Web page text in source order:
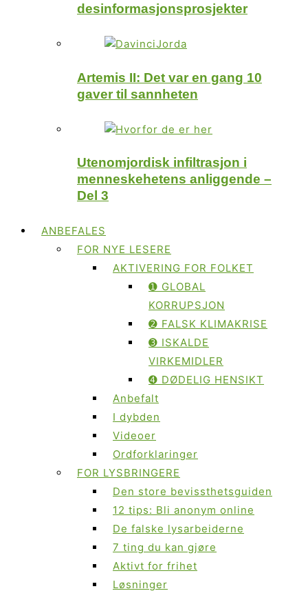
desinformasjonsprosjekter
Artemis II: Det var en gang 10
gaver til sannheten
Utenomjordisk infiltrasjon i
menneskehetens anliggende –
Del 3
ANBEFALES
FOR NYE LESERE
AKTIVERING FOR FOLKET
➊ GLOBAL
KORRUPSJON
➋ FALSK KLIMAKRISE
➌ ISKALDE
VIRKEMIDLER
➍ DØDELIG HENSIKT
Anbefalt
I dybden
Videoer
Ordforklaringer
FOR LYSBRINGERE
Den store bevissthetsguiden
12 tips: Bli anonym online
De falske lysarbeiderne
7 ting du kan gjøre
Aktivt for frihet
Løsninger